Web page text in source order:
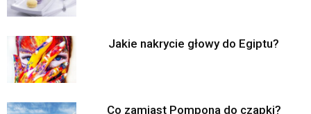
Jakie nakrycie głowy do Egiptu?
Co zamiast Pompona do czapki?